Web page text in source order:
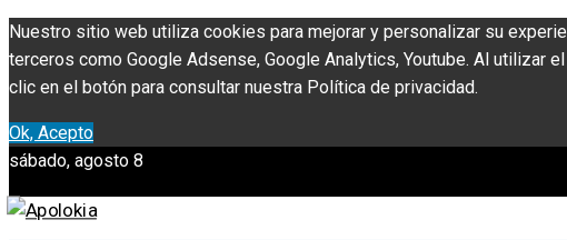
Nuestro sitio web utiliza cookies para mejorar y personalizar su
terceros como Google Adsense, Google Analytics, Youtube. Al utilizar
clic en el botón para consultar nuestra Política de privacidad.
Ok, Acepto
sábado, agosto 8